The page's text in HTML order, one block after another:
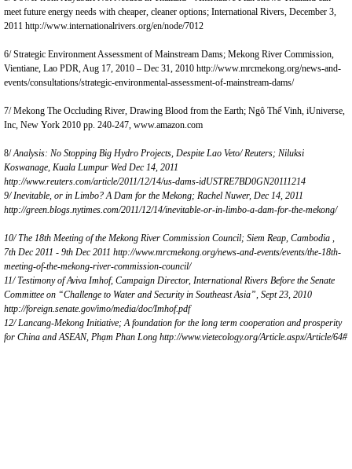
meet future energy needs with cheaper, cleaner options; International Rivers, December 3,
2011 http://www.internationalrivers.org/en/node/7012
6/ Strategic Environment Assessment of Mainstream Dams; Mekong River Commission,
Vientiane, Lao PDR, Aug 17, 2010 – Dec 31, 2010 http://www.mrcmekong.org/news-and-
events/consultations/strategic-environmental-assessment-of-mainstream-dams/
7/ Mekong The Occluding River, Drawing Blood from the Earth; Ngô Thế Vinh, iUniverse,
Inc, New York 2010 pp. 240-247, www.amazon.com
8/Analysis: No Stopping Big Hydro Projects, Despite Lao Veto/ Reuters; Niluksi
Koswanage, Kuala Lumpur Wed Dec 14, 2011
http://www.reuters.com/article/2011/12/14/us-dams-idUSTRE7BD0GN20111214
9/ Inevitable, or in Limbo? A Dam for the Mekong; Rachel Nuwer, Dec 14, 2011
http://green.blogs.nytimes.com/2011/12/14/inevitable-or-in-limbo-a-dam-for-the-mekong/
10/ The 18th Meeting of the Mekong River Commission Council; Siem Reap, Cambodia ,
7th Dec 2011 - 9th Dec 2011 http://www.mrcmekong.org/news-and-events/events/the-18th-
meeting-of-the-mekong-river-commission-council/
11/ Testimony of Aviva Imhof, Campaign Director, International Rivers Before the Senate
Committee on “Challenge to Water and Security in Southeast Asia”, Sept 23, 2010
http://foreign.senate.gov/imo/media/doc/Imhof.pdf
12/ Lancang-Mekong Initiative; A foundation for the long term cooperation and prosperity
for China and ASEAN, Phạm Phan Long http://www.vietecology.org/Article.aspx/Article/64#